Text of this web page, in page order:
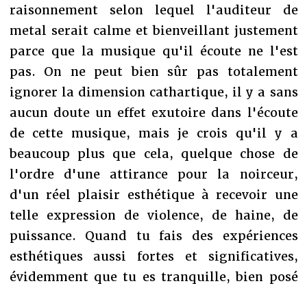
raisonnement selon lequel l'auditeur de
metal serait calme et bienveillant justement
parce que la musique qu'il écoute ne l'est
pas. On ne peut bien sûr pas totalement
ignorer la dimension cathartique, il y a sans
aucun doute un effet exutoire dans l'écoute
de cette musique, mais je crois qu'il y a
beaucoup plus que cela, quelque chose de
l'ordre d'une attirance pour la noirceur,
d'un réel plaisir esthétique à recevoir une
telle expression de violence, de haine, de
puissance. Quand tu fais des expériences
esthétiques aussi fortes et significatives,
évidemment que tu es tranquille, bien posé